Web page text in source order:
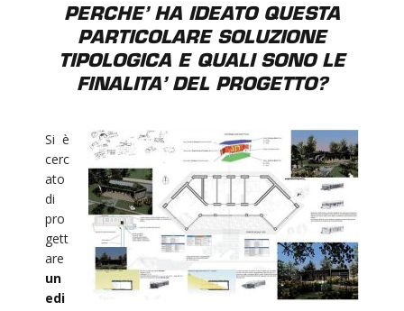
PERCHE’ HA IDEATO QUESTA
PARTICOLARE SOLUZIONE
TIPOLOGICA E QUALI SONO LE
FINALITA’ DEL PROGETTO?
Si è
cerc
ato
di
pro
gett
are
un
edi